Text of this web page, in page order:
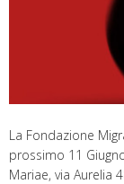
La Fondazione
prossimo 11
Mariae, via Aurelia